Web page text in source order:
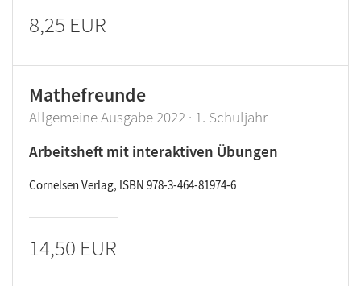
8,25 EUR
Mathefreunde
Allgemeine Ausgabe 2022 · 1. Schuljahr
Arbeitsheft mit interaktiven Übungen
Cornelsen Verlag, ISBN 978-3-464-81974-6
14,50 EUR